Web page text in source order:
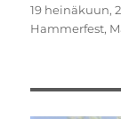
Julkaistu
19 heinäkuun,
Hammerfest,